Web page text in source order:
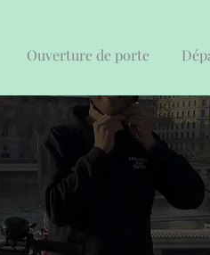
Ouverture de porte